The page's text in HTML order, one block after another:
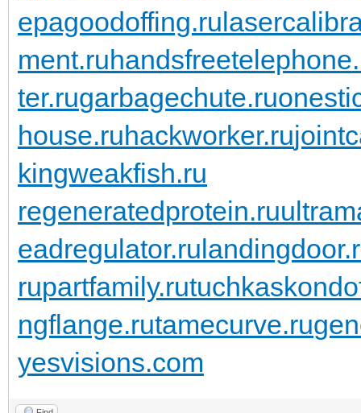
epagoodoffing.ru
ment.ru
ter.rugarbagechute.ru
house.ruhackworker.ru
kingweakfish.ru
regeneratedprotein.ru
eadregulator.ru
rupartfamily.rutuchkas
ngflange.rutamecurve.ru
yesvisions.com